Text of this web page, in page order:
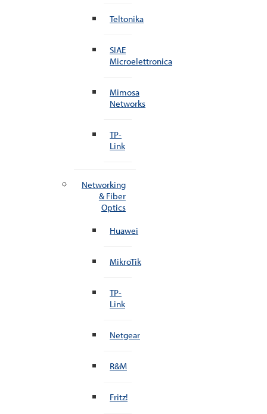
Teltonika
SIAE
Microelettronica
Mimosa
Networks
TP-
Link
Networking
& Fiber
Optics
Huawei
MikroTik
TP-
Link
Netgear
R&M
Fritz!